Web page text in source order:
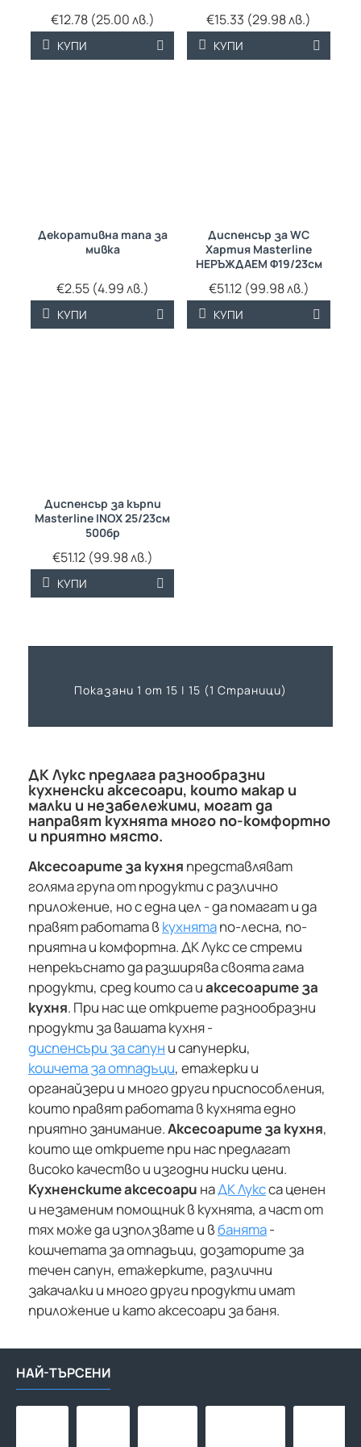
ДК Лукс предлага разнообразни
кухненски аксесоари, които макар и
малки и незабележими, могат да
направят кухнята много по-комфортно
и приятно място.
Аксесоарите за кухня представляват
голяма група от продукти с различно
приложение, но с една цел - да помагат и да
правят работата вкухнятапо-лесна, по-
приятна и комфортна. ДК Лукс се стреми
непрекъснато да разширява своята гама
продукти, сред които са иаксесоарите за
кухня. При нас ще откриете разнообразни
продукти за вашата кухня -
диспенсъри за сапун и сапунерки,
кошчета за отпадъци, етажерки и
органайзери и много други приспособления,
които правят работата в кухнята едно
приятно занимание.Аксесоарите за кухня,
които ще откриете при нас предлагат
високо качество и изгодни ниски цени.
Кухненските аксесоари наДК Луксса ценен
и незаменим помощник в кухнята, а част от
тях може да използвате и вбанята-
кошчетата за отпадъци, дозаторите за
течен сапун, етажерките, различни
закачалки и много други продукти имат
приложение и като аксесоари за баня.
€12.78 (25.00 лв.)
КУПИ
€15.33 (29.98 лв.)
КУПИ
Декоративна тапа за
мивка
€2.55 (4.99 лв.)
КУПИ
Диспенсър за WC
Хартия Masterline
НЕРЪЖДАЕМ Ф19/23см
€51.12 (99.98 лв.)
КУПИ
Диспенсър за кърпи
Masterline INOX 25/23см
500бр
€51.12 (99.98 лв.)
КУПИ
Показани 1 от 15 | 15 (1 Страници)
НАЙ-ТЪРСЕНИ